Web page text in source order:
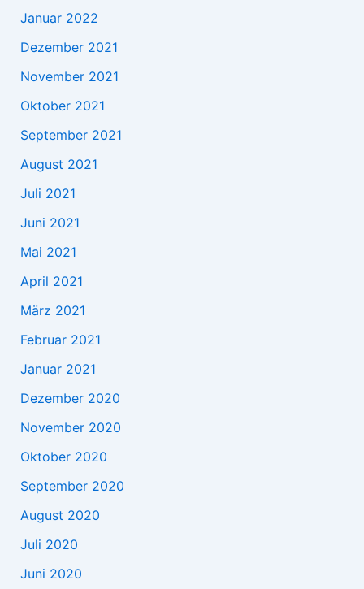
Januar 2022
Dezember 2021
November 2021
Oktober 2021
September 2021
August 2021
Juli 2021
Juni 2021
Mai 2021
April 2021
März 2021
Februar 2021
Januar 2021
Dezember 2020
November 2020
Oktober 2020
September 2020
August 2020
Juli 2020
Juni 2020